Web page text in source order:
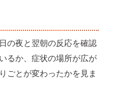
の夜と翌朝の反応を確認
るか、症状の場所が広が
ごとが変わったかを見ま